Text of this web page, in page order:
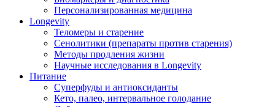
Персонализированная медицина
Longevity
Теломеры и старение
Сенолитики (препараты против старения)
Методы продления жизни
Научные исследования в Longevity
Питание
Суперфуды и антиоксиданты
Кето, палео, интервальное голодание